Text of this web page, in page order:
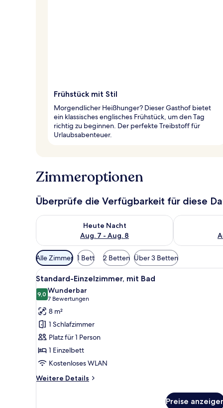
Frühstück mit Stil
Morgendlicher Heißhunger? Dieser Gasthof bietet
ein klassisches englisches Frühstück, um den Tag
richtig zu beginnen. Der perfekte Treibstoff für
Urlaubsabenteuer.
Zimmeroptionen
Überprüfe die Verfügbarkeit für diese
Heute Nacht
Aug. 7 - Aug. 8
Überprüfe die Verfügbarkeit für heute Nacht, Aug. 7
Überprüfe
Verfügbare
Filter
für
Zimmer
Alle Zimmer 1 Bett 2 Betten Über 3 Betten
Alle
Fotos
für
Standard-
Einzelzimmer,
mit
Bad
anzeigen
Ein Hotelzimmer mit Bett,
13
Standard-Einzelzimmer, mit Bad
9,09,0 von 10
Wunderbar
7 Bewertungen
(7
Bewertungen)
8 m²
1 Schlafzimmer
Platz für 1 Person
1 Einzelbett
Kostenloses WLAN
Weitere Details
Weitere
Preise